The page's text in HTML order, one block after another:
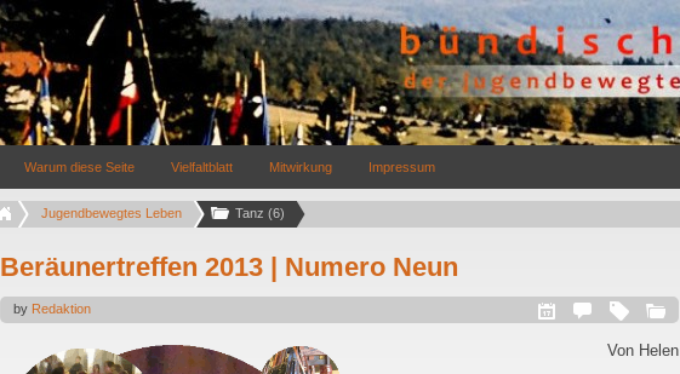
Warum diese Seite Vielfaltblatt Mitwirkung Impressum
Jugendbewegtes Leben Tanz (6)
Beräunertreffen 2013 | Numero Neun
by Redaktion
Von Helen